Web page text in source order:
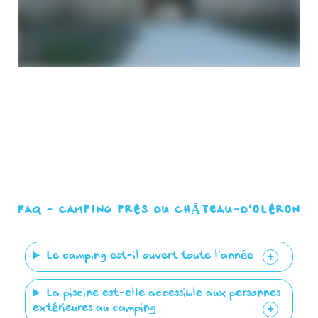
FAQ - CAMPING PRÈS DU CHÂTEAU-D’OLÉRON
Le camping est-il ouvert toute l’année ?
La piscine est-elle accessible aux personnes
extérieures au camping ?